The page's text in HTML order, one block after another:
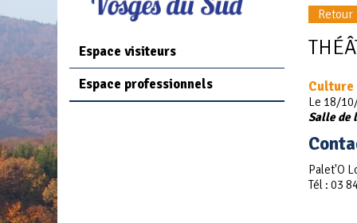
Statuts et
Le conseil
Journal
Les services
Offres
Marchés
Espace visiteurs
Espace professionnels
Retour
Le 18/
Salle de
Palet'O
Tél : 03